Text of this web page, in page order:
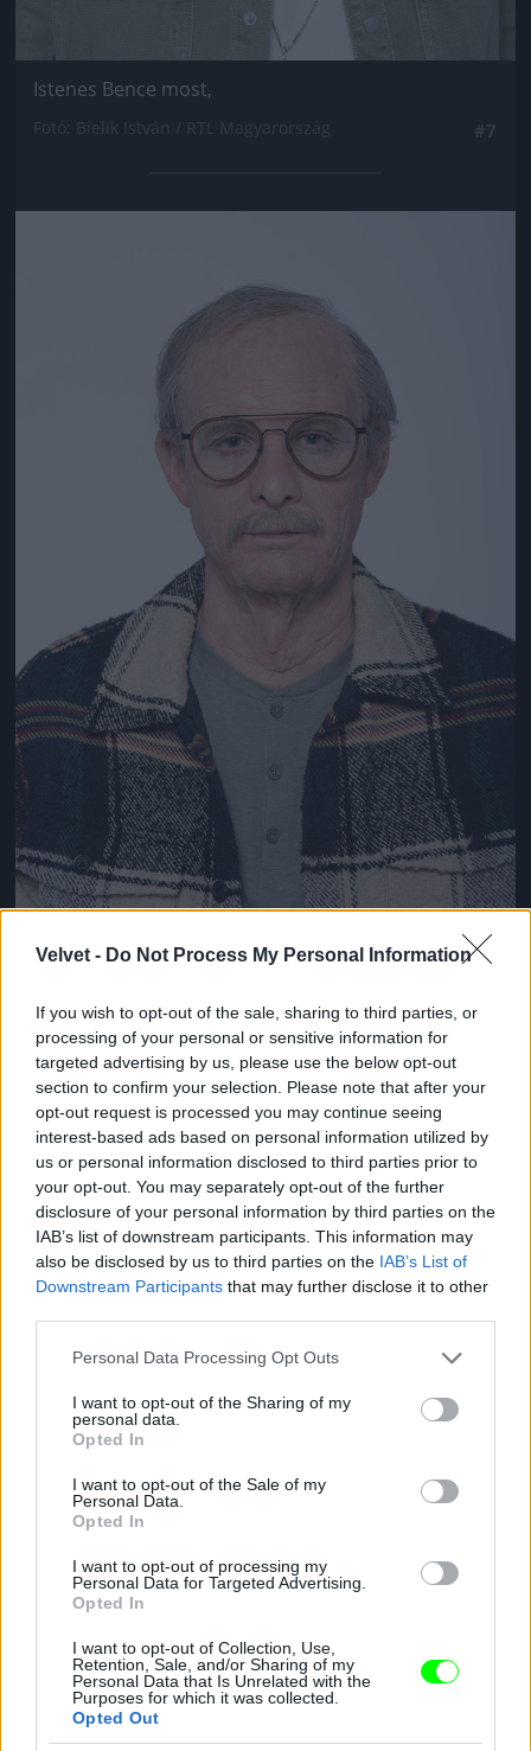
Velvet - Do Not Process My Personal Information
If you wish to opt-out of the sale, sharing to third parties, or
processing of your personal or sensitive information for
targeted advertising by us, please use the below opt-out
section to confirm your selection. Please note that after your
opt-out request is processed you may continue seeing
interest-based ads based on personal information utilized by
us or personal information disclosed to third parties prior to
your opt-out. You may separately opt-out of the further
disclosure of your personal information by third parties on the
IAB’s list of downstream participants. This information may
also be disclosed by us to third parties on the IAB’s List of
Downstream Participants that may further disclose it to other
Please note that this website/app uses one or more Google
not limited to your visit or usage behaviour. You may click to
grant or deny consent to Google and its third-party tags to
use your data for below specified purposes in below Google
consent section.
Personal Data Processing Opt Outs
I want to opt-out of the Sharing of my
personal data.
Opted In
I want to opt-out of the Sale of my
Personal Data.
Opted In
I want to opt-out of processing my
Personal Data for Targeted Advertising.
Opted In
I want to opt-out of Collection, Use,
Retention, Sale, and/or Sharing of my
Personal Data that Is Unrelated with the
Purposes for which it was collected.
Opted Out
Istenes Bence most,
Fotó: Bielik István / RTL Magyarország
Jön még kép!